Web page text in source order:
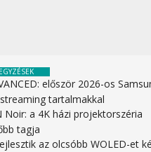
először 2026-os
tartalmakkal
Noir: a 4K házi projektorszéria
tagja
az olcsóbb WOLED-et